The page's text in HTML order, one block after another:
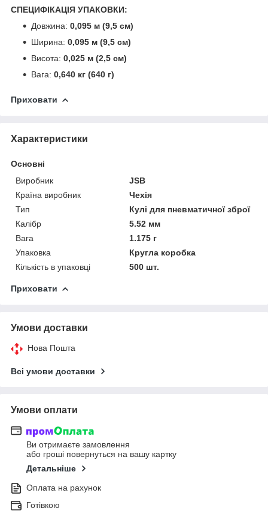
СПЕЦИФІКАЦІЯ УПАКОВКИ:
Довжина: 0,095 м (9,5 см)
Ширина: 0,095 м (9,5 см)
Висота: 0,025 м (2,5 см)
Вага: 0,640 кг (640 г)
Приховати
Характеристики
Основні
Виробник
JSB
Країна виробник
Чехія
Тип
Кулі для пневматичної зброї
Калібр
5.52 мм
Вага
1.175 г
Упаковка
Кругла коробка
Кількість в упаковці
500 шт.
Приховати
Умови доставки
Нова Пошта
Всі умови доставки
Умови оплати
Ви отримаєте замовлення
або гроші повернуться на вашу картку
Детальніше
Оплата на рахунок
Готівкою